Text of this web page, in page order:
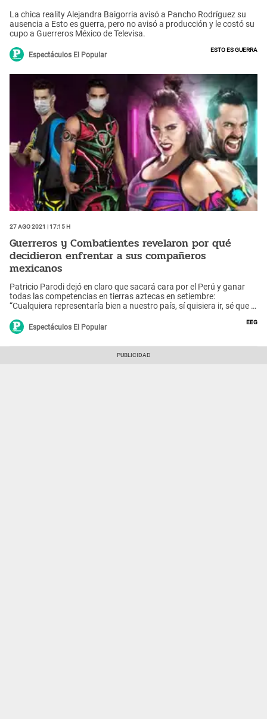
La chica reality Alejandra Baigorria avisó a Pancho Rodríguez su
ausencia a Esto es guerra, pero no avisó a producción y le costó su
cupo a Guerreros México de Televisa.
Espectáculos El Popular
Esto es guerra
27 Ago 2021 | 17:15 h
Guerreros y Combatientes revelaron por qué
decidieron enfrentar a sus compañeros
mexicanos
Patricio Parodi dejó en claro que sacará cara por el Perú y ganar
todas las competencias en tierras aztecas en setiembre:
“Cualquiera representaría bien a nuestro país, sí quisiera ir, sé que el
esa selección”, señaló el capitán de los guerreros.
Espectáculos El Popular
EEG